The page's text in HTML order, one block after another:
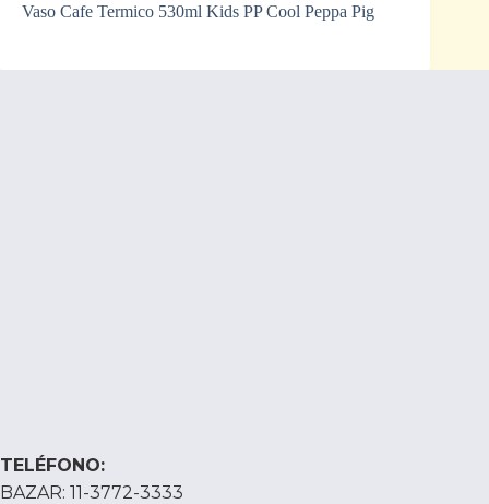
Vaso Cafe Termico 530ml Kids PP Cool Peppa Pig
TELÉFONO:
BAZAR: 11-3772-3333